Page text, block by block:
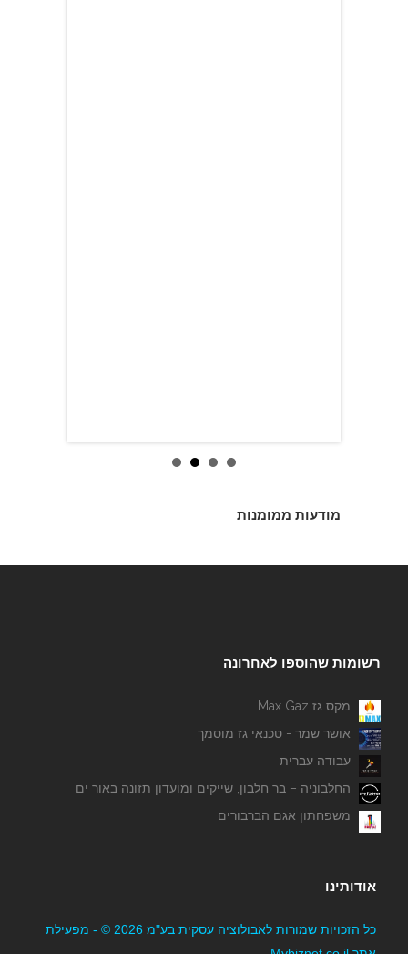
מודעות ממומנות
רשומות שהוספו לאחרונה
מקס גז Max Gaz
אושר שמר - טכנאי גז מוסמך
עבודה עברית
החלבוניה – בר חלבון, שייקים ומועדון תזונה באור ים
משפחתון אגם הברבורים
אודותינו
כל הזכויות שמורות לאבולוציה עסקית בע"מ 2026 © - מפעילת